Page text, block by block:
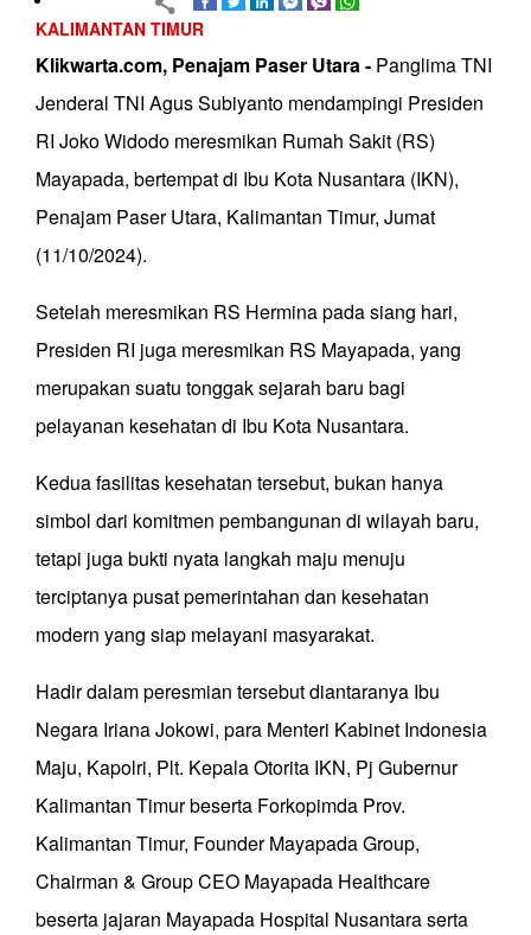
KALIMANTAN TIMUR
Klikwarta.com, Penajam Paser Utara - Panglima TNI
Jenderal TNI Agus Subiyanto mendampingi Presiden
RI Joko Widodo meresmikan Rumah Sakit (RS)
Mayapada, bertempat di Ibu Kota Nusantara (IKN),
Penajam Paser Utara, Kalimantan Timur, Jumat
(11/10/2024).
Setelah meresmikan RS Hermina pada siang hari,
Presiden RI juga meresmikan RS Mayapada, yang
merupakan suatu tonggak sejarah baru bagi
pelayanan kesehatan di Ibu Kota Nusantara.
Kedua fasilitas kesehatan tersebut, bukan hanya
simbol dari komitmen pembangunan di wilayah baru,
tetapi juga bukti nyata langkah maju menuju
terciptanya pusat pemerintahan dan kesehatan
modern yang siap melayani masyarakat.
Hadir dalam peresmian tersebut diantaranya Ibu
Negara Iriana Jokowi, para Menteri Kabinet Indonesia
Maju, Kapolri, Plt. Kepala Otorita IKN, Pj Gubernur
Kalimantan Timur beserta Forkopimda Prov.
Kalimantan Timur, Founder Mayapada Group,
Chairman & Group CEO Mayapada Healthcare
beserta jajaran Mayapada Hospital Nusantara serta